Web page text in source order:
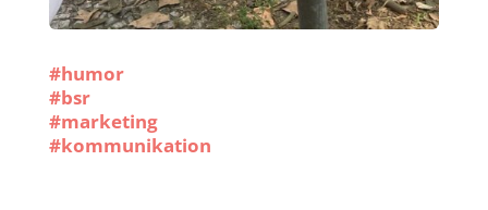
#humor
#bsr
#marketing
#kommunikation